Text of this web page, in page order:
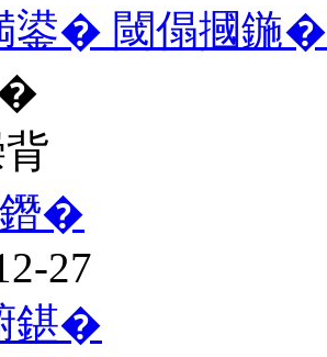
鍙� 閾傝摑鍦
�
�
27
鍖�